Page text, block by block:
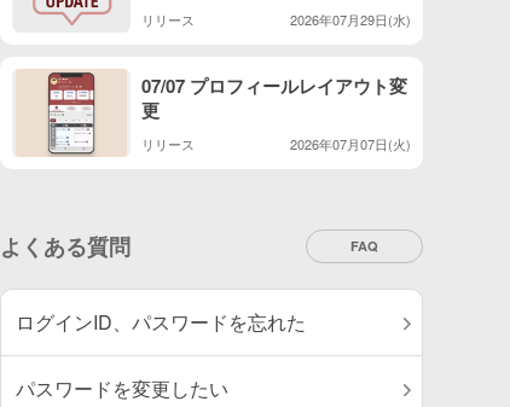
リリース 2026年07月29日(水)
07/07 プロフィールレイアウト変
更
リリース 2026年07月07日(火)
よくある質問 FAQ
ログインID、パスワードを忘れた
パスワードを変更したい